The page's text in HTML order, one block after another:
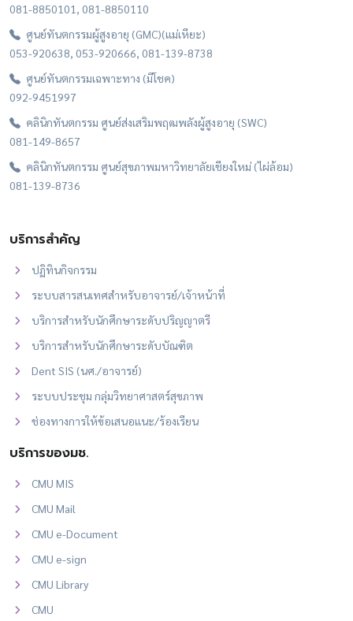
081-8850101, 081-8850110
ศูนย์ทันตกรรมผู้สูงอายุ (GMC)(แม่เหียะ)
053-920638, 053-920666, 081-139-8738
ศูนย์ทันตกรรมเฉพาะทาง (มีโชค)
092-9451997
คลินิกทันตกรรม ศูนย์ส่งเสริมพฤฒพลังผู้สูงอายุ (SWC)
081-149-8657
คลินิกทันตกรรม ศูนย์สุขภาพมหาวิทยาลัยเชียงใหม่ (ไผ่ล้อม)
081-139-8736
บริการสำคัญ
ปฏิทินกิจกรรม
ระบบสารสนเทศสำหรับอาจารย์/เจ้าหน้าที่
บริการสำหรับนักศึกษาระดับปริญญาตรี
บริการสำหรับนักศึกษาระดับบัณฑิต
Dent SIS (นศ./อาจารย์)
ระบบประชุม กลุ่มวิทยาศาสตร์สุขภาพ
ช่องทางการให้ข้อเสนอแนะ/ร้องเรียน
บริการของมช.
CMU MIS
CMU Mail
CMU e-Document
CMU e-sign
CMU Library
CMU